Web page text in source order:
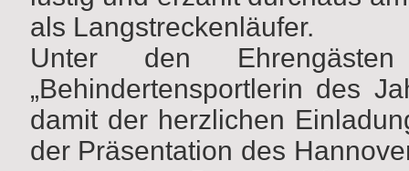
als Langstreckenläufer.
Unter den
„Behindertensportlerin des
damit der herzlichen
der Präsentation des